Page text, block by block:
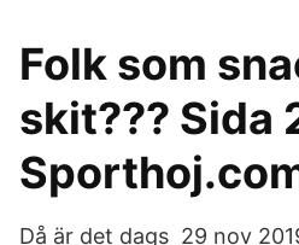
Folk som
skit??? Sida
Då är det dags 29 nov